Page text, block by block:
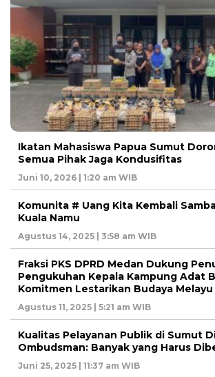
Ikatan Mahasiswa Papua Sumut
Semua Pihak Jaga Kondusifitas
Juni 10, 2026 | 1:20 am WIB
Komunita # Uang Kita Kembali
Kuala Namu
Agustus 14, 2025 | 3:58 am WIB
Fraksi PKS DPRD Medan Dukung
Pengukuhan Kepala Kampung Adat
Komitmen Lestarikan Budaya
Agustus 11, 2025 | 5:21 am WIB
Kualitas Pelayanan Publik di Sumut
Ombudsman: Banyak yang Harus
Juni 25, 2025 | 11:37 am WIB